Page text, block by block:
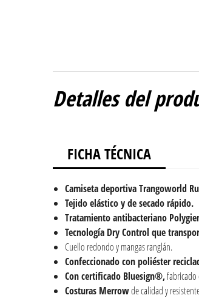
Detalles del
FICHA TÉCNICA
Camiseta deportivaTrangoworld
Tejido elástico y de secado rápido.
Tratamiento antibacteriano
Tecnología Dry Control que
Cuello redondo y mangas ranglán.
Confeccionado con poliéster
Con certificado Bluesign®,fabricado
Costuras Merrowde calidad y